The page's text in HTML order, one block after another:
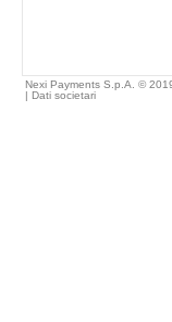
Nexi Payments S.p.A. ©
| Dati societari